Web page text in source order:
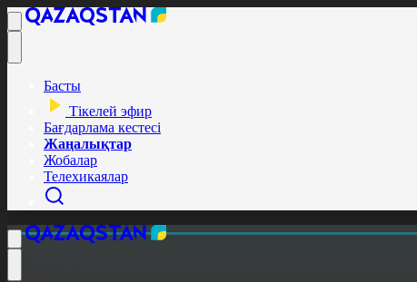
Басты
Тікелей эфир
Бағдарлама кестесі
Жаңалықтар
Жобалар
Телехикаялар